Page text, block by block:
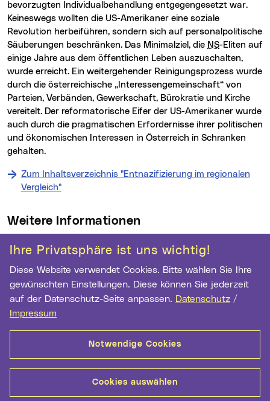
Ihre Privatsphäre ist uns wichtig!
Diese Website verwendet Cookies. Bitte wählen Sie Ihre
gewünschten Einstellungen. Diese können Sie jederzeit
auf der Datenschutz-Seite anpassen. Datenschutz /
Impressum
Notwendige Cookies
Cookies auswählen
bevorzugten Individualbehandlung entgegengesetzt war.
Keineswegs wollten die US-Amerikaner eine soziale
Revolution herbeiführen, sondern sich auf personalpolitische
Säuberungen beschränken. Das Minimalziel, die NS-Eliten auf
einige Jahre aus dem öffentlichen Leben auszuschalten,
wurde erreicht. Ein weitergehender Reinigungsprozess wurde
durch die österreichische „Interessengemeinschaft“ von
Parteien, Verbänden, Gewerkschaft, Bürokratie und Kirche
vereitelt. Der reformatorische Eifer der US-Amerikaner wurde
auch durch die pragmatischen Erfordernisse ihrer politischen
und ökonomischen Interessen in Österreich in Schranken
gehalten.
Zum Inhaltsverzeichnis "Entnazifizierung im regionalen
Vergleich"
Weitere Informationen
Kontakt
Archiv der Stadt Linz
Hauptstr. 1-5
4041 Linz
Telefon:
+43 732 7070 2973